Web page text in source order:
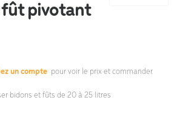
fût pivotant
un compte pour voir le prix et commander.
bidons et fûts de 20 à 25 litres